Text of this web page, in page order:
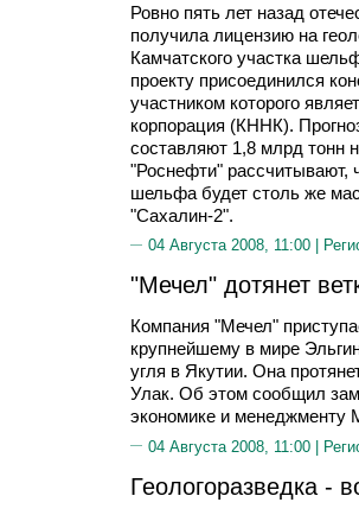
Ровно пять лет назад
получила лицензию на
Камчатского участка
проекту присоединился
участником которого
корпорация (КННК).
составляют 1,8 млрд тонн
"Роснефти" рассчитывают,
шельфа будет столь же
"Сахалин-2".
04 Августа 2008, 11:00 |
"Мечел" дотянет
Компания "Мечел"
крупнейшему в мире
угля в Якутии. Она
Улак. Об этом сообщил
экономике и
04 Августа 2008, 11:00 |
Геологоразведка -